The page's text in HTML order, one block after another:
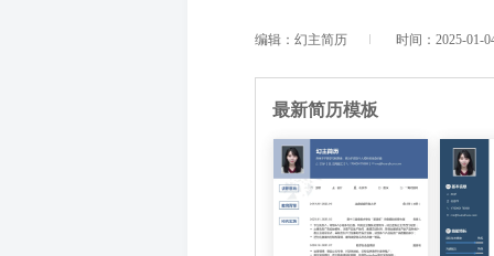
编辑：幻主简历 时间：2025-01-
最新简历模板